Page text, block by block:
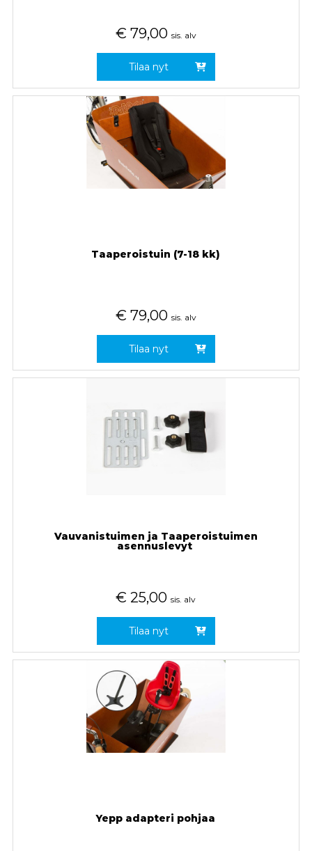
€ 79,00 sis. alv
Tilaa nyt
Taaperoistuin (7-18 kk)
€ 79,00 sis. alv
Tilaa nyt
Vauvanistuimen ja Taaperoistuimen
asennuslevyt
€ 25,00 sis. alv
Tilaa nyt
Yepp adapteri pohjaa